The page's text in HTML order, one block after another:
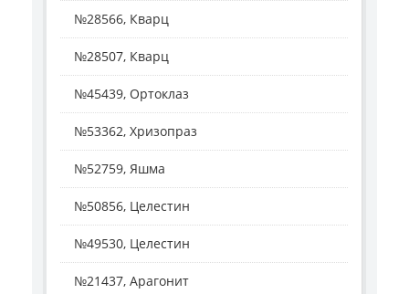
№28566, Кварц
№28507, Кварц
№45439, Ортоклаз
№53362, Хризопраз
№52759, Яшма
№50856, Целестин
№49530, Целестин
№21437, Арагонит